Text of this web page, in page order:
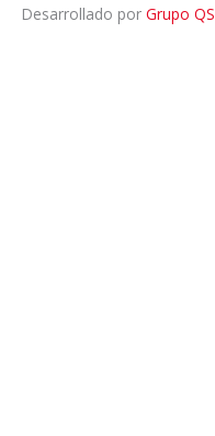
Desarrollado por Grupo QS